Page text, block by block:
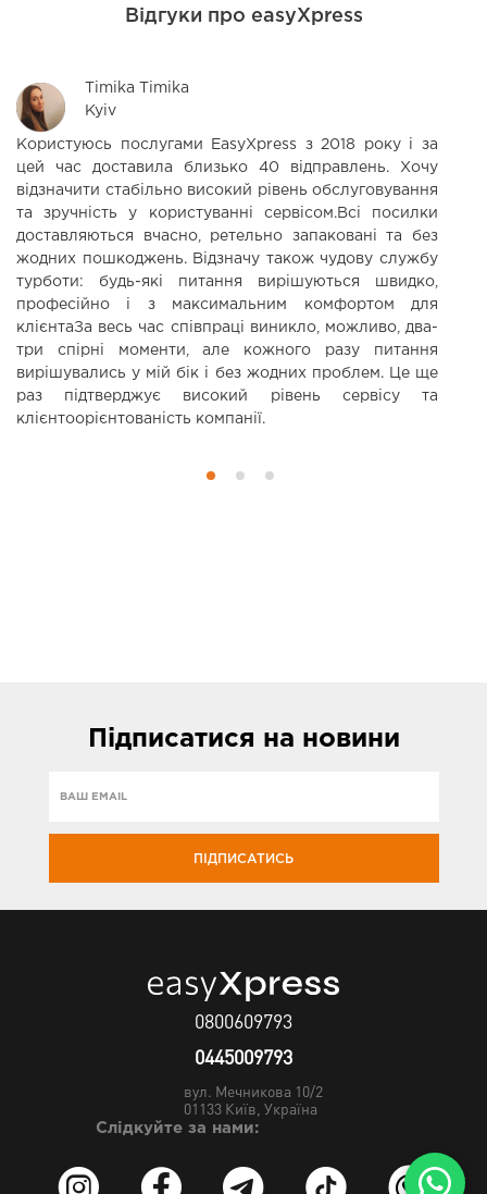
Відгуки про easyXpress
Timika Timika
Kyiv
Користуюсь послугами EasyXpress з 2018 року і за
цей час доставила близько 40 відправлень. Хочу
відзначити стабільно високий рівень обслуговування
та зручність у користуванні сервісом.Всі посилки
доставляються вчасно, ретельно запаковані та без
жодних пошкоджень. Відзначу також чудову службу
турботи: будь-які питання вирішуються швидко,
професійно і з максимальним комфортом для
клієнтаЗа весь час співпраці виникло, можливо, два-
три спірні моменти, але кожного разу питання
вирішувались у мій бік і без жодних проблем. Це ще
раз підтверджує високий рівень сервісу та
клієнтоорієнтованість компанії.
Підписатися на новини
ПІДПИСАТИСЬ
0800609793
0445009793
вул. Мечникова 10/2
01133 Київ, Україна
Слідкуйте за нами: